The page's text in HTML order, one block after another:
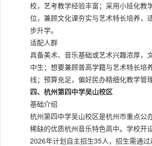
校，艺考教学经验丰富；采用小班化教
位，兼顾文化课夯实与艺术特长培养，
步升学。
适配人群
具备美术、音乐基础或艺术兴趣浓厚，
中生；想要兼顾普高学籍与艺术特长培
线；预算充足，偏好民办精细化教学管
四、杭州第四中学吴山校区
基础介绍
杭州第四中学吴山校区是杭州市重点公
稀缺的优质杭州音乐特色高中。学校开
2026年计划自主招生35人，招生需通